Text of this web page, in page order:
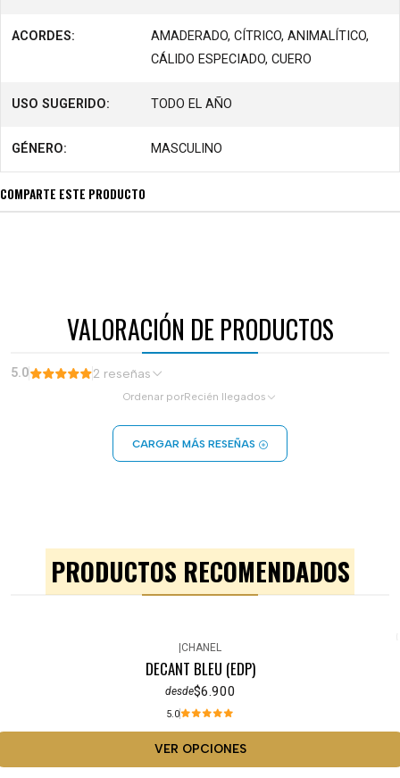
ACORDES:
AMADERADO, CÍTRICO, ANIMALÍTICO,
CÁLIDO ESPECIADO, CUERO
USO SUGERIDO: TODO EL AÑO
GÉNERO: MASCULINO
COMPARTE ESTE PRODUCTO
VALORACIÓN DE PRODUCTOS
5.0 2 reseñas
Ordenar porRecién llegados
CARGAR MÁS RESEÑAS
PRODUCTOS RECOMENDADOS
CHANEL
DECANT BLEU (EDP)
desde$6.900
5.0
VER OPCIONES